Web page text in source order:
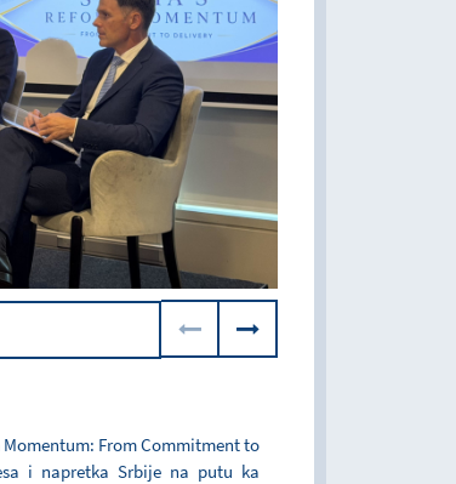
Momentum: From Commitment to
i napretka Srbije na putu ka